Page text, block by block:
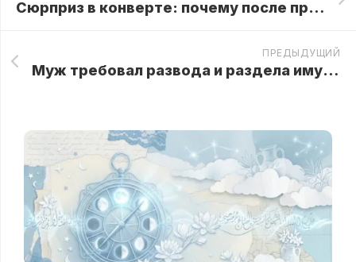
Сюрприз в конверте: почему после прочтения подарка жениху стало не до праздника
ПРЕДЫДУЩИЙ
Муж требовал развода и раздела имущества, пока жена не достала «сюрприз» из-под ковра